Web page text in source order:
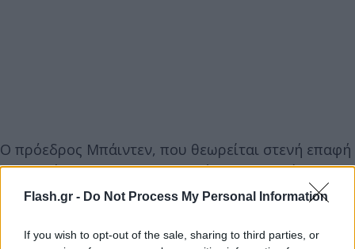
Flash.gr - Do Not Process My Personal Information
If you wish to opt-out of the sale, sharing to third parties, or
Ο πρόεδρος Μπάιντεν, που θεωρείται στενή επαφή
της συζύγου του, θα ακολουθήσει τις οδηγίες που
συστήνουν τα CDC (Κέντρα Ελέγχου και Πρόληψης
κλειστούς χώρους και όταν βρίσκεται κοντά σε